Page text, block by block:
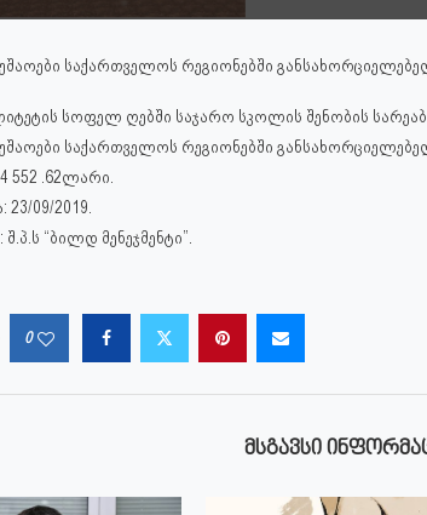
საქართველოს რეგიონებში
სოფელ ღებში საჯარო სკოლის შენობის
საქართველოს რეგიონებში
552 .62ლარი.
23/09/2019.
“ბილდ მენეჯმენტი”.
0
ᲛᲡᲒᲐᲕᲡᲘ